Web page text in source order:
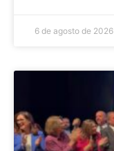
6 de agosto de 2026